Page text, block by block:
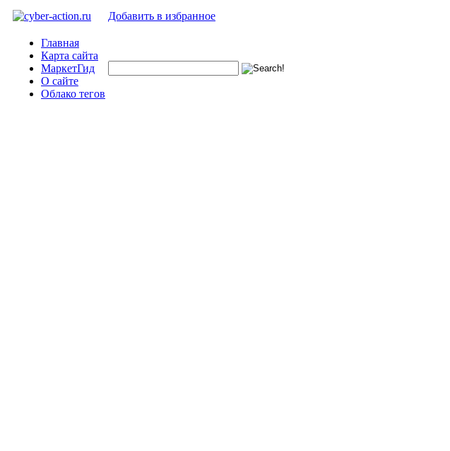
Добавить в избранное
Главная
Карта сайта
МаркетГид
О сайте
Облако тегов